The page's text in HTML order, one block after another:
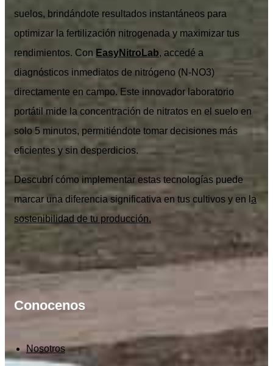
suelos, brindándote resultados instantáneos para
optimizar la fertilización nitrogenada y maximizar tus
rendimientos. Con EasyNitroLab, accedé a
diagnósticos inmediatos de nitrógeno (N-NO3)
directamente en campo. Este innovador laboratorio
portátil mide la concentración de nitratos en el suelo en
solo 5 minutos, permitiéndote tomar decisiones más
eficientes y sin desperdicios.
Descubrí cómo implementar estas tecnologías puede
marcar una diferencia significativa en tus cultivos y en l a
sostenibilidad de tu producción.
Conocenos
Nosotros